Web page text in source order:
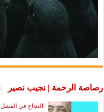
رصاصة الرحمة | نجيب نصير
النجاح في الفشل